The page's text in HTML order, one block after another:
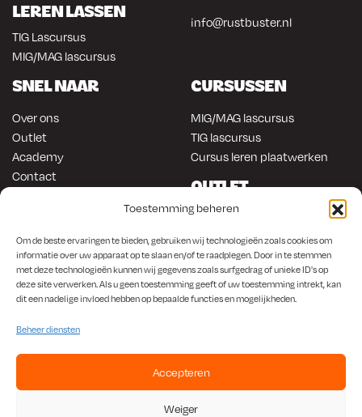
Toestemming beheren
Om de beste ervaringen te bieden, gebruiken wij technologieën zoals cookies om
informatie over uw apparaat op te slaan en/of te raadplegen. Door in te stemmen
met deze technologieën kunnen wij gegevens zoals surfgedrag of unieke ID's op
deze site verwerken. Als u geen toestemming geeft of uw toestemming intrekt, kan
dit een nadelige invloed hebben op bepaalde functies en mogelijkheden.
Beheer diensten
Accepteren
Weiger
LEREN LASSEN
TIG Lascursus
MIG/MAG lascursus
info@rustbuster.nl
SNEL NAAR
Over ons
Outlet
Academy
Contact
ONLINE KOPEN
Lasapparatuur
Anti-roest producten
Werkplaats en automotive
Autorestauratie en plaatwerk
CURSUSSEN
MIG/MAG lascursus
TIG lascursus
Cursus leren plaatwerken
OUTLET
Gereedschap
Om en in de auto werken
Lasapparatuur
Overige producten